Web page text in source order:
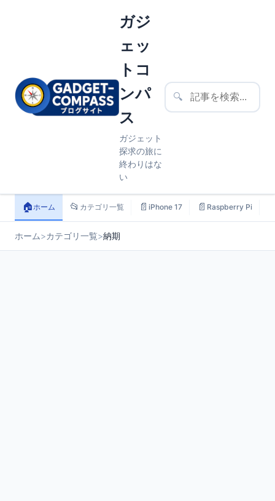
ガジ
ェッ
トコ
ンパ
ス
ガジェット
探求の旅に
終わりはな
い
🔍
🏠ホーム 📂 カテゴリ一覧 📄 iPhone 17 📄 Raspberry Pi
ホーム>カテゴリ一覧>納期